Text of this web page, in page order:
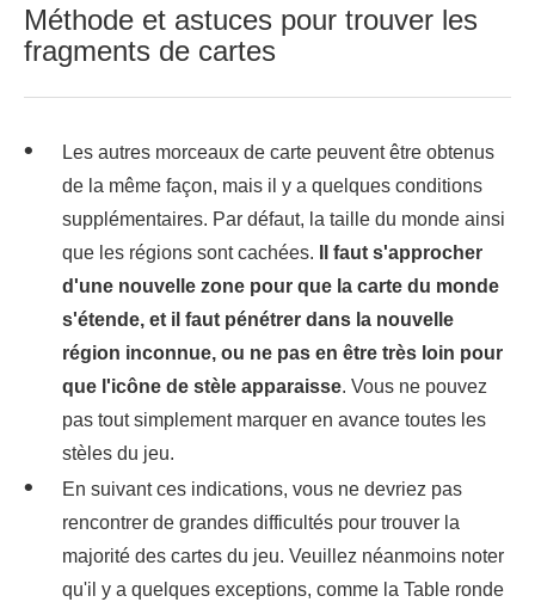
Méthode et astuces pour trouver les
fragments de cartes
Les autres morceaux de carte peuvent être obtenus
de la même façon, mais il y a quelques conditions
supplémentaires. Par défaut, la taille du monde ainsi
que les régions sont cachées.
Il faut s'approcher
d'une nouvelle zone pour que la carte du monde
s'étende, et il faut pénétrer dans la nouvelle
région inconnue, ou ne pas en être très loin pour
que l'icône de stèle apparaisse. Vous ne pouvez
pas tout simplement marquer en avance toutes les
stèles du jeu.
En suivant ces indications, vous ne devriez pas
rencontrer de grandes difficultés pour trouver la
majorité des cartes du jeu. Veuillez néanmoins noter
qu'il y a quelques exceptions, comme la Table ronde